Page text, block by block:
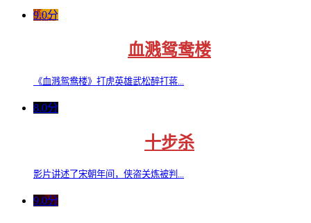
9.0分
血溅鸳鸯楼
《血溅鸳鸯楼》打虎英雄武松醉打蒋...
8.0分
十步杀
影片讲述了宋朝年间，侠盗关炼被判...
9.0分